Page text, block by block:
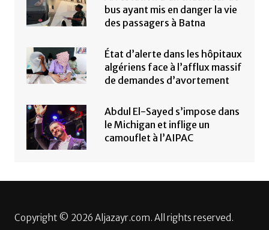
bus ayant mis en danger la vie
des passagers à Batna
État d’alerte dans les hôpitaux
algériens face à l’afflux massif
de demandes d’avortement
Abdul El-Sayed s’impose dans
le Michigan et inflige un
camouflet à l’AIPAC
Copyright © 2026 Aljazayr.com. All rights reserved.